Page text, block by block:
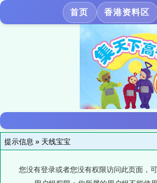
首页 香港资料区
提示信息 » 天线宝宝
您没有登录或者您没有权限访问此页面，